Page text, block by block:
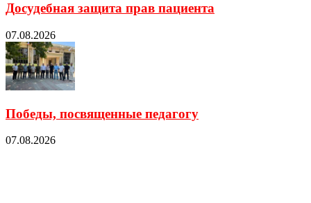
Досудебная защита прав пациента
07.08.2026
Победы, посвященные педагогу
07.08.2026